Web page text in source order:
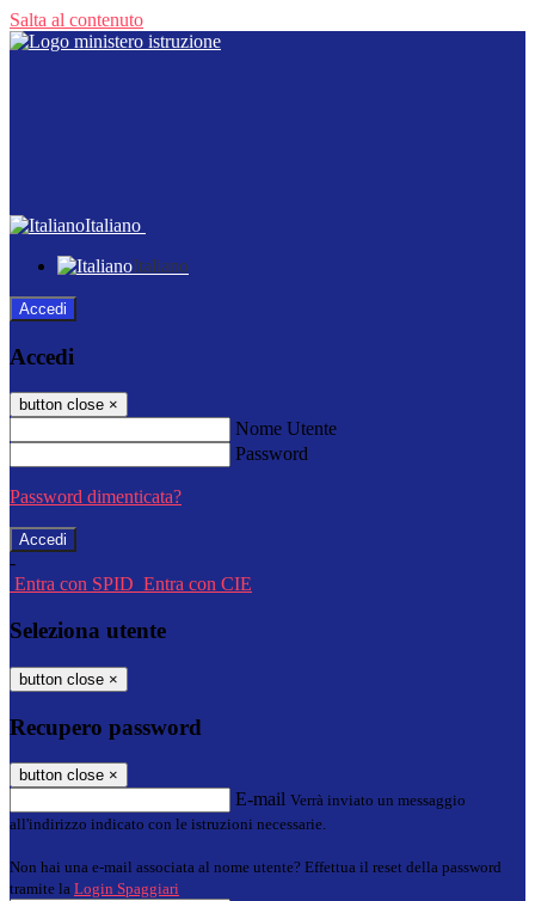
Salta al contenuto
Italiano
Italiano
Accedi
Accedi
button close ×
Nome Utente
Password
Password dimenticata?
-
Entra con SPID Entra con CIE
Seleziona utente
button close ×
Recupero password
button close ×
E-mail Verrà inviato un messaggio
all'indirizzo indicato con le istruzioni necessarie.
Non hai una e-mail associata al nome utente? Effettua il reset della password
tramite la Login Spaggiari